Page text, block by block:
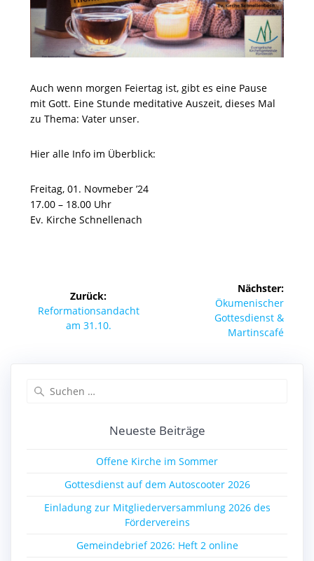
Auch wenn morgen Feiertag ist, gibt es eine Pause
mit Gott. Eine Stunde meditative Auszeit, dieses Mal
zu Thema: Vater unser.
Hier alle Info im Überblick:
Freitag, 01. Novmeber ’24
17.00 – 18.00 Uhr
Ev. Kirche Schnellenach
Zurück:
Vorheriger
Beitrag:
Reformationsandacht
am 31.10.
Nächster:
Nächster
Beitrag:
Ökumenischer
Gottesdienst &
Martinscafé
Neueste Beiträge
Offene Kirche im Sommer
Gottesdienst auf dem Autoscooter 2026
Einladung zur Mitgliederversammlung 2026 des
Fördervereins
Gemeindebrief 2026: Heft 2 online